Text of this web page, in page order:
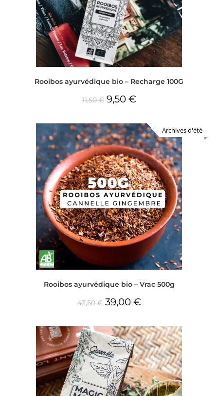
Rooibos ayurvédique bio – Recharge 100G
11,50€ 9,50 €
Archives d'été
Rooibos ayurvédique bio – Vrac 500g
43,50€ 39,00 €